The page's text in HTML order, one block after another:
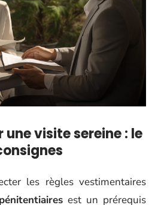
une visite sereine : le
les règles vestimentaires
est un prérequis